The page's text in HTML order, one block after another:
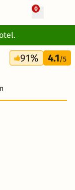
0
4 Tage
228 €
91% 4.1/5